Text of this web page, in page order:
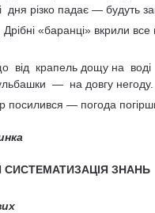
дня різко падає — будуть
Дрібні «баранці» вкрили
від крапель дощу на воді
— на довгу негоду.
посилився — погода
СИСТЕМАТИЗАЦІЯ ЗНАНЬ